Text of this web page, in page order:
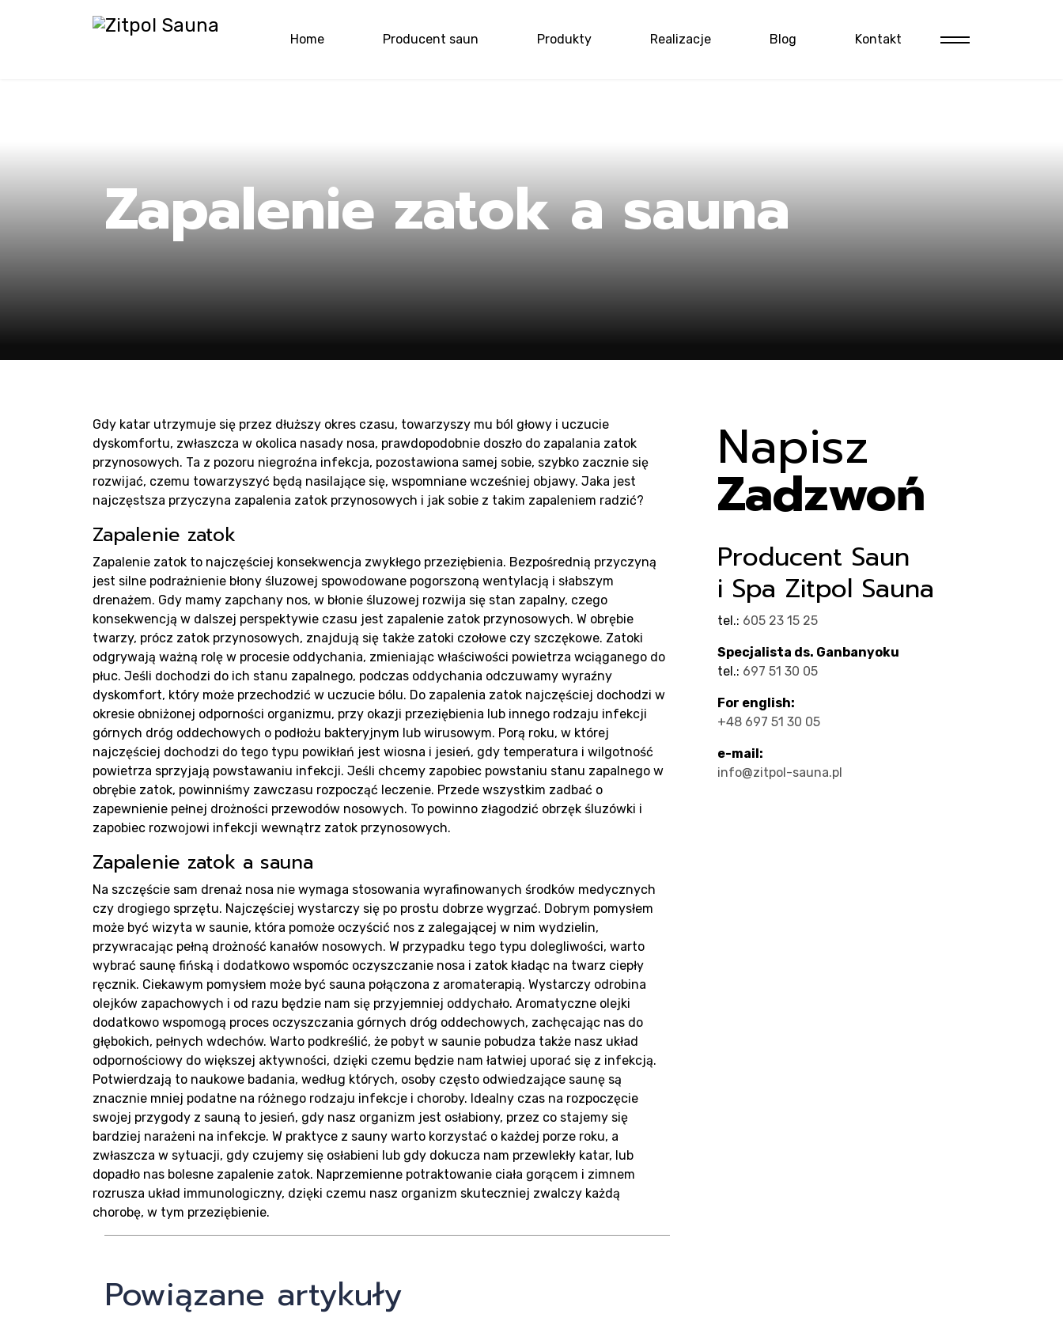
Home Producent saun Produkty Realizacje Blog Kontakt
Home
Producent
saun
Produkty
Realizacje
Blog
Kontakt
Zapalenie zatok a sauna
Gdy katar utrzymuje się przez dłuższy okres czasu, towarzyszy mu ból głowy i uczucie
dyskomfortu, zwłaszcza w okolica nasady nosa, prawdopodobnie doszło do zapalania zatok
przynosowych. Ta z pozoru niegroźna infekcja, pozostawiona samej sobie, szybko zacznie się
rozwijać, czemu towarzyszyć będą nasilające się, wspomniane wcześniej objawy. Jaka jest
najczęstsza przyczyna zapalenia zatok przynosowych i jak sobie z takim zapaleniem radzić?
Zapalenie zatok
Zapalenie zatok to najczęściej konsekwencja zwykłego przeziębienia. Bezpośrednią przyczyną
jest silne podrażnienie błony śluzowej spowodowane pogorszoną wentylacją i słabszym
drenażem. Gdy mamy zapchany nos, w błonie śluzowej rozwija się stan zapalny, czego
konsekwencją w dalszej perspektywie czasu jest zapalenie zatok przynosowych. W obrębie
twarzy, prócz zatok przynosowych, znajdują się także zatoki czołowe czy szczękowe. Zatoki
odgrywają ważną rolę w procesie oddychania, zmieniając właściwości powietrza wciąganego do
płuc. Jeśli dochodzi do ich stanu zapalnego, podczas oddychania odczuwamy wyraźny
dyskomfort, który może przechodzić w uczucie bólu. Do zapalenia zatok najczęściej dochodzi w
okresie obniżonej odporności organizmu, przy okazji przeziębienia lub innego rodzaju infekcji
górnych dróg oddechowych o podłożu bakteryjnym lub wirusowym. Porą roku, w której
najczęściej dochodzi do tego typu powikłań jest wiosna i jesień, gdy temperatura i wilgotność
powietrza sprzyjają powstawaniu infekcji. Jeśli chcemy zapobiec powstaniu stanu zapalnego w
obrębie zatok, powinniśmy zawczasu rozpocząć leczenie. Przede wszystkim zadbać o
zapewnienie pełnej drożności przewodów nosowych. To powinno złagodzić obrzęk śluzówki i
zapobiec rozwojowi infekcji wewnątrz zatok przynosowych.
Zapalenie zatok a sauna
Na szczęście sam drenaż nosa nie wymaga stosowania wyrafinowanych środków medycznych
czy drogiego sprzętu. Najczęściej wystarczy się po prostu dobrze wygrzać. Dobrym pomysłem
może być wizyta w saunie, która pomoże oczyścić nos z zalegającej w nim wydzielin,
przywracając pełną drożność kanałów nosowych. W przypadku tego typu dolegliwości, warto
wybrać saunę fińską i dodatkowo wspomóc oczyszczanie nosa i zatok kładąc na twarz ciepły
ręcznik. Ciekawym pomysłem może być sauna połączona z aromaterapią. Wystarczy odrobina
olejków zapachowych i od razu będzie nam się przyjemniej oddychało. Aromatyczne olejki
dodatkowo wspomogą proces oczyszczania górnych dróg oddechowych, zachęcając nas do
głębokich, pełnych wdechów. Warto podkreślić, że pobyt w saunie pobudza także nasz układ
odpornościowy do większej aktywności, dzięki czemu będzie nam łatwiej uporać się z infekcją.
Potwierdzają to naukowe badania, według których, osoby często odwiedzające saunę są
znacznie mniej podatne na różnego rodzaju infekcje i choroby. Idealny czas na rozpoczęcie
swojej przygody z sauną to jesień, gdy nasz organizm jest osłabiony, przez co stajemy się
bardziej narażeni na infekcje. W praktyce z sauny warto korzystać o każdej porze roku, a
zwłaszcza w sytuacji, gdy czujemy się osłabieni lub gdy dokucza nam przewlekły katar, lub
dopadło nas bolesne zapalenie zatok. Naprzemienne potraktowanie ciała gorącem i zimnem
rozrusza układ immunologiczny, dzięki czemu nasz organizm skuteczniej zwalczy każdą
chorobę, w tym przeziębienie.
Powiązane artykuły
Napisz
Zadzwoń
Producent Saun
i Spa Zitpol Sauna
tel.: 605 23 15 25
Specjalista ds. Ganbanyoku
tel.: 697 51 30 05
For english:
+48 697 51 30 05
e-mail:
info@zitpol-sauna.pl